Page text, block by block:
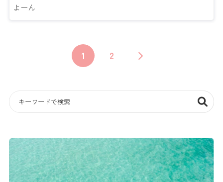
1 2